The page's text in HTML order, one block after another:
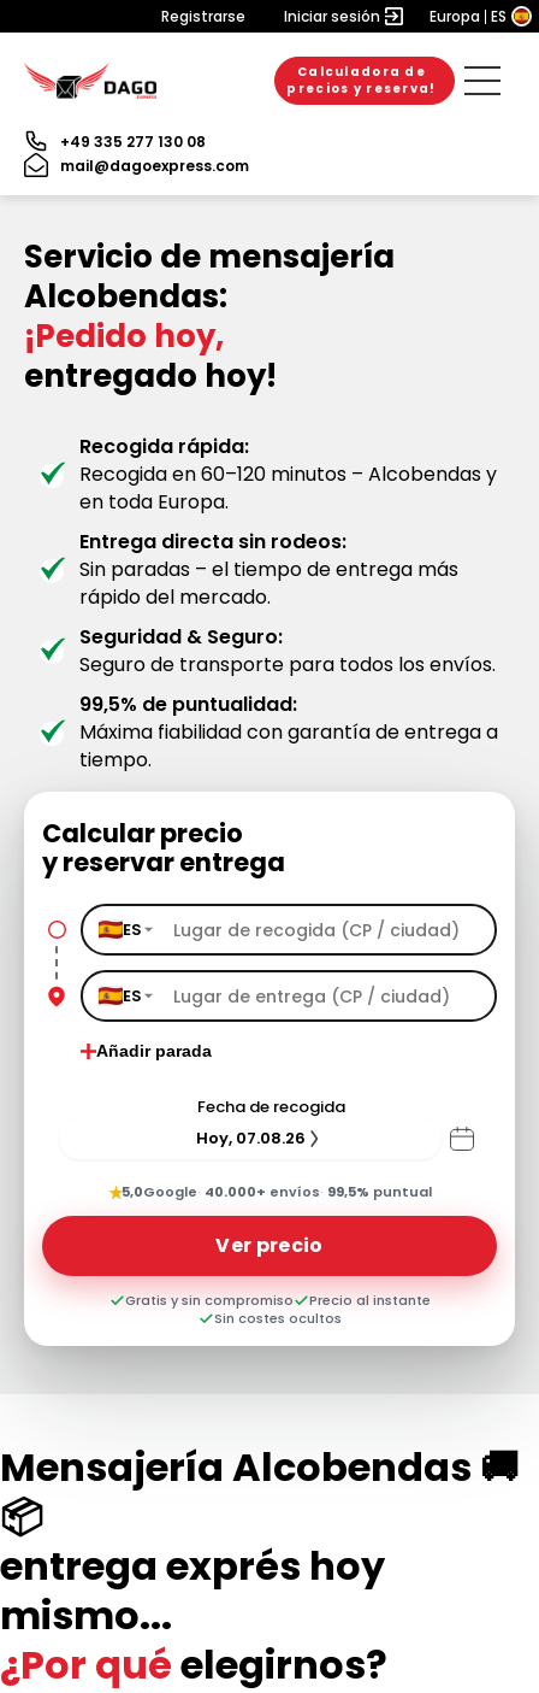
Registrarse Iniciar sesión Europa ES
Calculadora de
precios y reserva!
+49 335 277 130 08
mail@dagoexpress.com
Servicio de mensajería
Alcobendas:
¡Pedido hoy,
entregado hoy!
Recogida rápida:
Recogida en 60–120 minutos – Alcobendas y
en toda Europa.
Entrega directa sin rodeos:
Sin paradas – el tiempo de entrega más
rápido del mercado.
Seguridad & Seguro:
Seguro de transporte para todos los envíos.
99,5% de puntualidad:
Máxima fiabilidad con garantía de entrega a
tiempo.
Calcular precio
y reservar entrega
ES
ES
Añadir parada
Fecha de recogida
Hoy, 07.08.26
★5,0Google· 40.000+ envíos· 99,5% puntual
Ver precio
Gratis y sin compromiso
Precio al instante
Sin costes ocultos
Mensajería Alcobendas 🚚
📦
entrega exprés hoy
mismo...
¿Por quéelegirnos?